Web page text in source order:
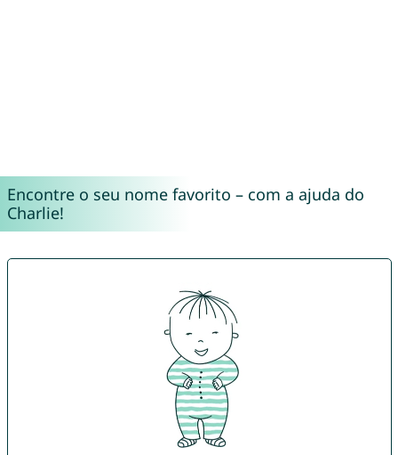
Encontre o seu nome favorito – com a ajuda do
Charlie!